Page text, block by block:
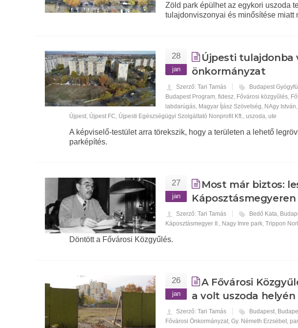
Zöld park épülhet az egykori uszoda
tulajdonviszonyai és minősítése miatt
28
jan
Újpesti tulajdonba
önkormányzat
Szerző: Tari Tamás Budapest
Budapest Program,fidesz, Fővárosi közgyűlés,
labdarúgás, Magyar Íjász Szövetség, NAgy István
Újpest, Újpest FC, Újpesti Egészségügyi Szolgáltató Nonprofit Kft., uszoda, ute
A képviselő-testület arra törekszik, hogy a területen a lehető
parképítés.
27
jan
Most már biztos:
Káposztásmegyeren
Szerző: Tari Tamás Bedő Kata,
Káposztásmegyer II., Nagy Imre park,Trippon
Döntött a Fővárosi Közgyűlés.
26
jan
A Fővárosi
a volt uszoda helyén
Szerző: Tari Tamás Budapest,
Fővárosi Önkormányzat,Gy. Németh Erzsébet,